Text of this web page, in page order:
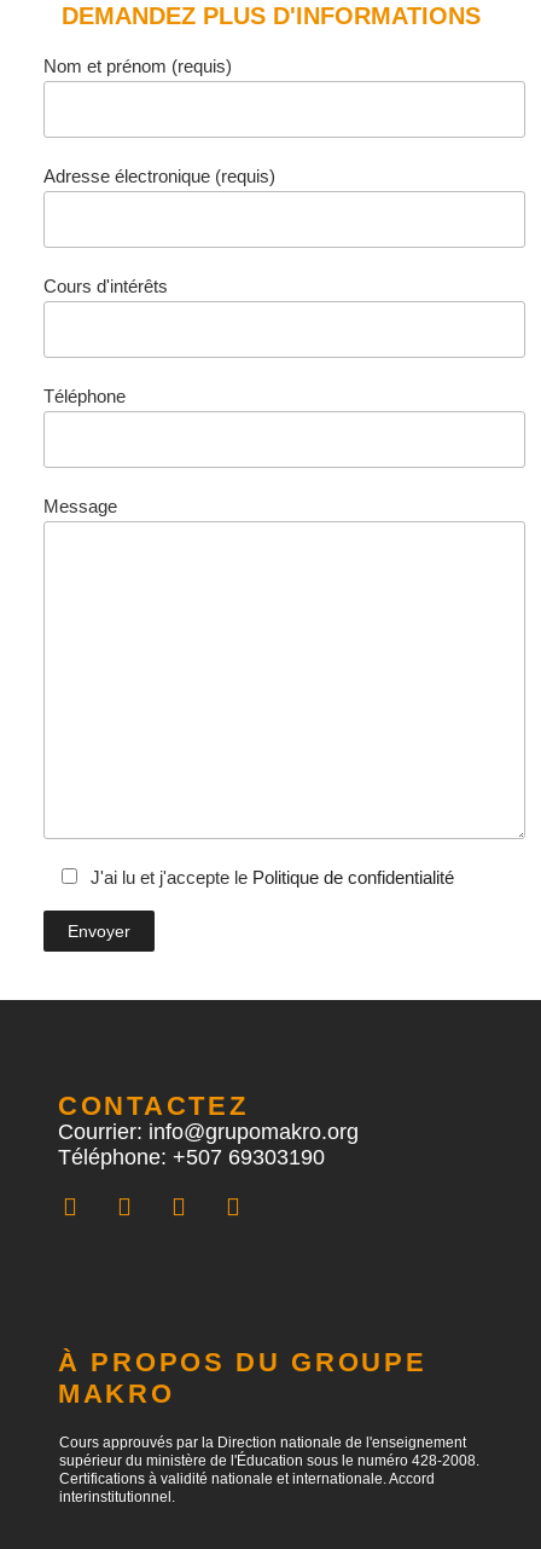
DEMANDEZ PLUS D'INFORMATIONS
Nom et prénom (requis)
Adresse électronique (requis)
Cours d'intérêts
Téléphone
Message
J'ai lu et j'accepte le Politique de confidentialité
CONTACTEZ
Courrier: info@grupomakro.org
Téléphone: +507 69303190
À PROPOS DU GROUPE
MAKRO
Cours approuvés par la Direction nationale de l'enseignement
supérieur du ministère de l'Éducation sous le numéro 428-2008.
Certifications à validité nationale et internationale. Accord
interinstitutionnel.